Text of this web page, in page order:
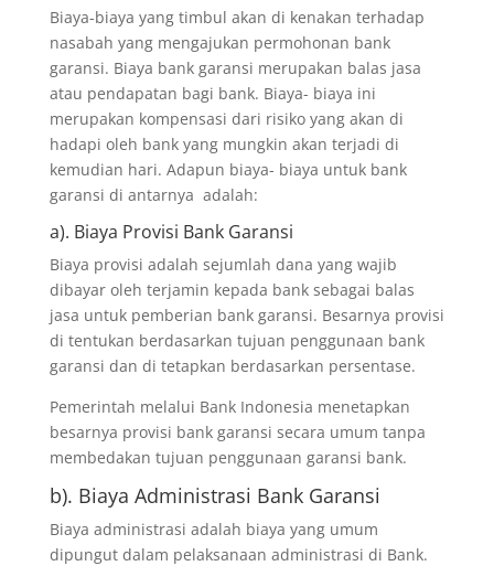
Biaya-biaya yang timbul akan di kenakan terhadap
nasabah yang mengajukan permohonan bank
garansi. Biaya bank garansi merupakan balas jasa
atau pendapatan bagi bank. Biaya- biaya ini
merupakan kompensasi dari risiko yang akan di
hadapi oleh bank yang mungkin akan terjadi di
kemudian hari. Adapun biaya- biaya untuk bank
garansi di antarnya adalah:
a). Biaya Provisi Bank Garansi
Biaya provisi adalah sejumlah dana yang wajib
dibayar oleh terjamin kepada bank sebagai balas
jasa untuk pemberian bank garansi. Besarnya provisi
di tentukan berdasarkan tujuan penggunaan bank
garansi dan di tetapkan berdasarkan persentase.
Pemerintah melalui Bank Indonesia menetapkan
besarnya provisi bank garansi secara umum tanpa
membedakan tujuan penggunaan garansi bank.
b). Biaya Administrasi Bank Garansi
Biaya administrasi adalah biaya yang umum
dipungut dalam pelaksanaan administrasi di Bank.